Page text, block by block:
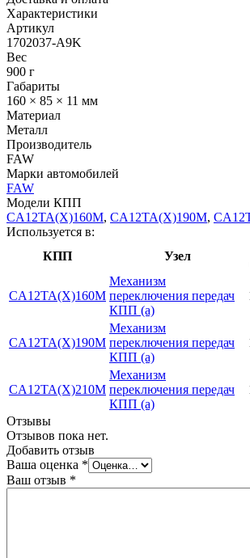
Характеристики
Артикул
1702037-A9K
Вес
900 г
Габариты
160 × 85 × 11 мм
Материал
Металл
Производитель
FAW
Марки автомобилей
FAW
Модели КПП
CA12TA(X)160M, CA12TA(X)190M,
Используется в:
КПП
Узел
CA12TA(X)160M
Механизм
переключения передач
КПП (а)
CA12TA(X)190M
Механизм
переключения передач
КПП (а)
CA12TA(X)210M
Механизм
переключения передач
КПП (а)
Отзывы
Отзывов пока нет.
Добавить отзыв
Ваша оценка *
Ваш отзыв *